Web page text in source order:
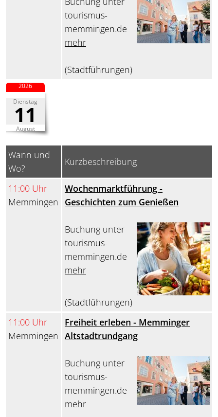
tourismus-
memmingen.de
mehr
(Stadtführungen)
Dienstag
11
August
2026
Wann und
Wo?
Kurzbeschreibung
11:00 Uhr
Memmingen
Wochenmarktführung -
Geschichten zum Genießen
Buchung unter
tourismus-
memmingen.de
mehr
(Stadtführungen)
11:00 Uhr
Memmingen
Freiheit erleben - Memminger
Altstadtrundgang
Buchung unter
tourismus-
memmingen.de
mehr